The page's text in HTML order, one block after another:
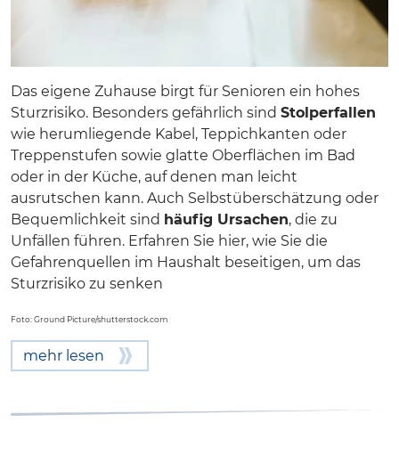
Das eigene Zuhause birgt für Senioren ein hohes
Sturzrisiko. Besonders gefährlich sind Stolperfallen
wie herumliegende Kabel, Teppichkanten oder
Treppenstufen sowie glatte Oberflächen im Bad
oder in der Küche, auf denen man leicht
ausrutschen kann. Auch Selbstüberschätzung oder
Bequemlichkeit sind häufig Ursachen, die zu
Unfällen führen. Erfahren Sie hier, wie Sie die
Gefahrenquellen im Haushalt beseitigen, um das
Sturzrisiko zu senken
Foto:Ground Picture/shutterstock.com
mehr lesen